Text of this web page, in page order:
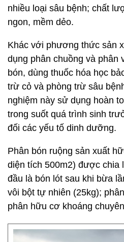
nhiều loại sâu bệnh; chất
ngon, mềm dẻo.
Khác với phương thức sản
dụng phân chuồng và phân
bón, dùng thuốc hóa học
trừ cỏ và phòng trừ sâu
nghiệm này sử dụng hoàn
trong suốt quá trình sinh
đối các yếu tố dinh dưỡng.
Phân bón ruộng sản xuất
diện tích 500m2) được chia
đầu là bón lót sau khi bừa
vôi bột tự nhiên (25kg);
phân hữu cơ khoáng